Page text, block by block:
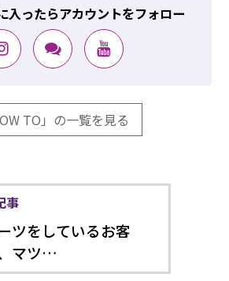
入ったらアカウントをフォロー
TO」の一覧を見る
事
ツをしているお客
マツ…